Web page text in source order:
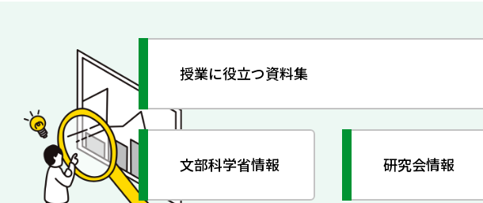
授業に役立つ資料集
文部科学省情報 研究会情報